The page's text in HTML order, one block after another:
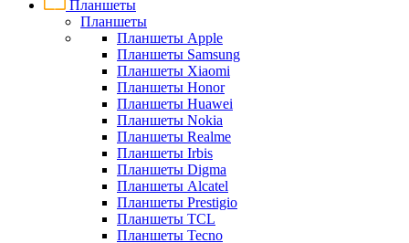
Планшеты
Планшеты
Планшеты Apple
Планшеты Samsung
Планшеты Xiaomi
Планшеты Honor
Планшеты Huawei
Планшеты Nokia
Планшеты Realme
Планшеты Irbis
Планшеты Digma
Планшеты Alcatel
Планшеты Prestigio
Планшеты TCL
Планшеты Tecno